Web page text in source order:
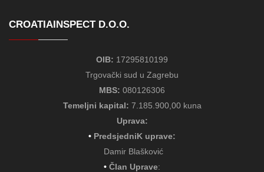
CROATIAINSPECT D.O.O.
OIB: 17295810199
Trgovački sud u Zagrebu
MBS: 080126306
Temeljni kapital: 7.185.900,00 kuna
Uprava:
• PredsjedniK uprave:
Damir Blašković
• Član Uprave: